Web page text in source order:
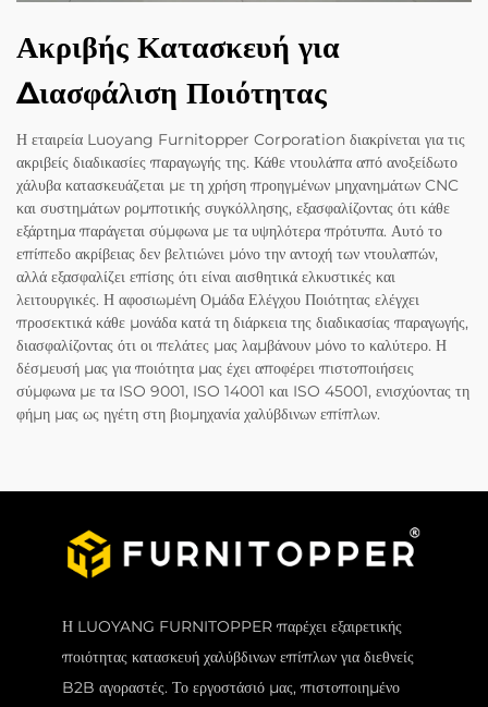
Ακριβής Κατασκευή για
Διασφάλιση Ποιότητας
Η εταιρεία Luoyang Furnitopper Corporation διακρίνεται για τις
ακριβείς διαδικασίες παραγωγής της. Κάθε ντουλάπα από ανοξείδωτο
χάλυβα κατασκευάζεται με τη χρήση προηγμένων μηχανημάτων CNC
και συστημάτων ρομποτικής συγκόλλησης, εξασφαλίζοντας ότι κάθε
εξάρτημα παράγεται σύμφωνα με τα υψηλότερα πρότυπα. Αυτό το
επίπεδο ακρίβειας δεν βελτιώνει μόνο την αντοχή των ντουλαπών,
αλλά εξασφαλίζει επίσης ότι είναι αισθητικά ελκυστικές και
λειτουργικές. Η αφοσιωμένη Ομάδα Ελέγχου Ποιότητας ελέγχει
προσεκτικά κάθε μονάδα κατά τη διάρκεια της διαδικασίας παραγωγής,
διασφαλίζοντας ότι οι πελάτες μας λαμβάνουν μόνο το καλύτερο. Η
δέσμευσή μας για ποιότητα μας έχει αποφέρει πιστοποιήσεις
σύμφωνα με τα ISO 9001, ISO 14001 και ISO 45001, ενισχύοντας τη
φήμη μας ως ηγέτη στη βιομηχανία χαλύβδινων επίπλων.
Η LUOYANG FURNITOPPER παρέχει εξαιρετικής
ποιότητας κατασκευή χαλύβδινων επίπλων για διεθνείς
B2B αγοραστές. Το εργοστάσιό μας, πιστοποιημένο